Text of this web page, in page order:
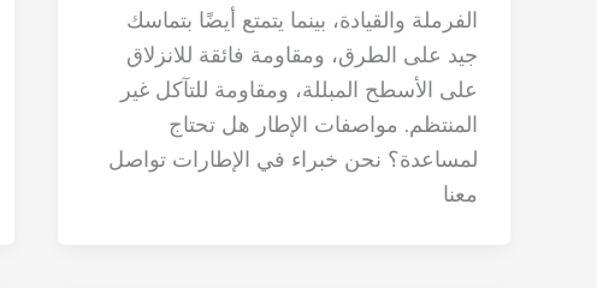
الفرملة والقيادة، بينما يتمتع أيضًا بتماسك
جيد على الطرق، ومقاومة فائقة للانزلاق
على الأسطح المبللة، ومقاومة للتآكل غير
المنتظم. مواصفات الإطار هل تحتاج
لمساعدة؟ نحن خبراء في الإطارات تواصل
معنا